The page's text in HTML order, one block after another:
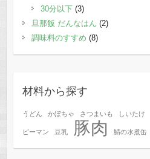
30分以下(3)
旦那飯 だんなはん (2)
調味料のすすめ (8)
材料から探す
うどん かぼちゃ さつまいも しいたけ
ピーマン 豆乳 豚肉 鯖の水煮缶